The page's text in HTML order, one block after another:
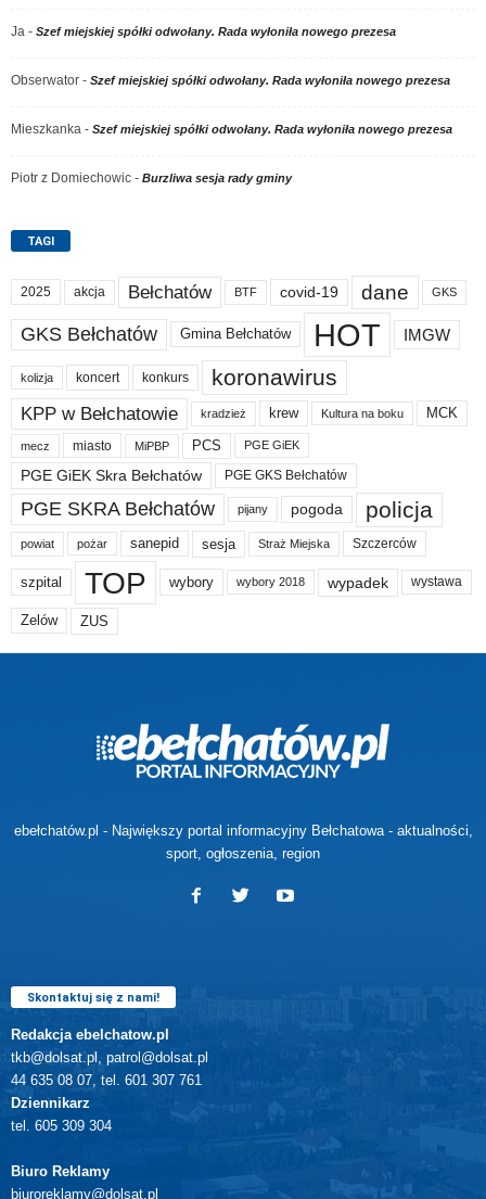
Ja - Szef miejskiej spółki odwołany. Rada wyłoniła nowego prezesa
Obserwator - Szef miejskiej spółki odwołany. Rada wyłoniła nowego prezesa
Mieszkanka - Szef miejskiej spółki odwołany. Rada wyłoniła nowego prezesa
Piotr z Domiechowic - Burzliwa sesja rady gminy
TAGI
2025 akcja Bełchatów BTF covid-19 dane GKS
GKS Bełchatów Gmina Bełchatów HOT IMGW
kolizja koncert konkurs koronawirus
KPP w Bełchatowie kradzież krew Kultura na boku MCK
mecz miasto MiPBP PCS PGE GiEK
PGE GiEK Skra Bełchatów PGE GKS Bełchatów
PGE SKRA Bełchatów pijany pogoda policja
powiat pożar sanepid sesja Straż Miejska Szczerców
szpital TOP wybory wybory 2018 wypadek wystawa
Zelów ZUS
ebełchatów.pl - Największy portal informacyjny Bełchatowa - aktualności,
sport, ogłoszenia, region
Skontaktuj się z nami!
Redakcja ebelchatow.pl
tkb@dolsat.pl, patrol@dolsat.pl
44 635 08 07, tel. 601 307 761
Dziennikarz
tel. 605 309 304
Biuro Reklamy
biuroreklamy@dolsat.pl